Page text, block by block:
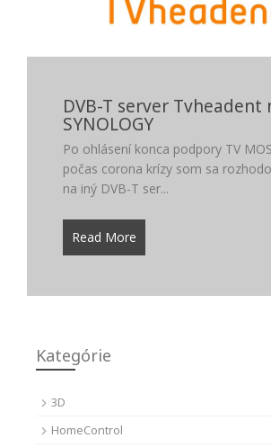
DVB-T server Tvheadent
SYNOLOGY
Po ohlásení konca podpory TV
počas corona krízy som sa
na iný DVB-T ser...
Read More
Kategórie
3D
HomeControl